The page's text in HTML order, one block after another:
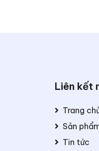
Liên kết
Trang
Sản
Tin tức